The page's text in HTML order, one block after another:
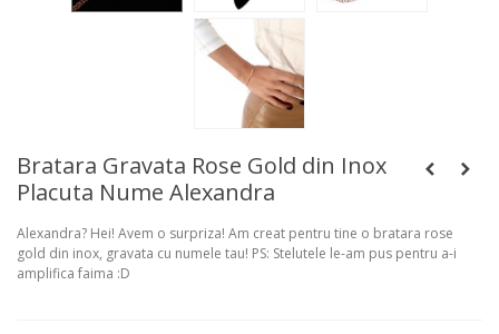
Bratara Gravata Rose Gold din Inox
Placuta Nume Alexandra
Alexandra? Hei! Avem o surpriza! Am creat pentru tine o bratara rose
gold din inox, gravata cu numele tau! PS: Stelutele le-am pus pentru a-i
amplifica faima :D